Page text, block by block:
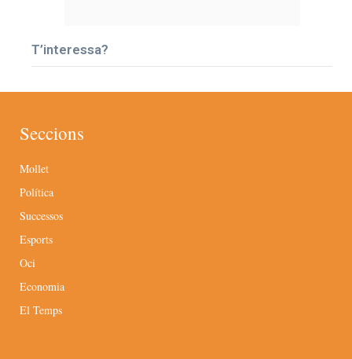
T’interessa?
Seccions
Mollet
Política
Successos
Esports
Oci
Economia
El Temps